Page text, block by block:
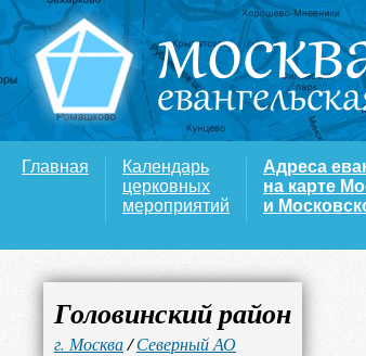
Главная
Календарь
церковных
мероприятий
Адреса
на карте
и
Головинский район
г. Москва/Северный АО